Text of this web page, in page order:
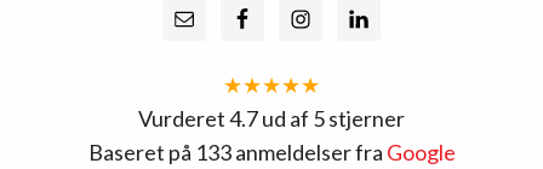
★★★★★
Vurderet 4.7 ud af 5 stjerner
Baseret på 133 anmeldelser fra Google